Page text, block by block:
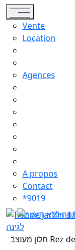
Toggle navigation
Vente
Location
Agences
A propos
Contact
*9019